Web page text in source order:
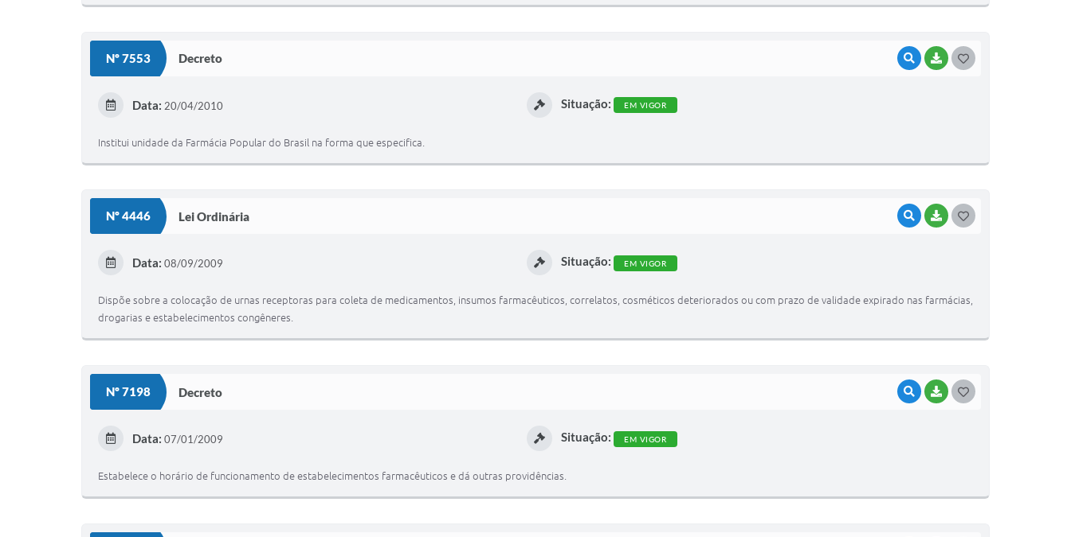
Nº 7553 Decreto VISUALIZAR
BAIXAR
Data: 20/04/2010 Situação: EM VIGOR
Institui unidade da Farmácia Popular do Brasil na forma que especifica.
Nº 4446 Lei Ordinária VISUALIZAR
BAIXAR
I
Data: 08/09/2009 Situação: EM VIGOR
Dispõe sobre a colocação de urnas receptoras para coleta de medicamentos, insumos farmacêuticos, correlatos, cosméticos deteriorados ou com prazo de validade expirado nas farmácias,
drogarias e estabelecimentos congêneres.
Nº 7198 Decreto VISUALIZAR
BAIXAR
Data: 07/01/2009 Situação: EM VIGOR
Estabelece o horário de funcionamento de estabelecimentos farmacêuticos e dá outras providências.